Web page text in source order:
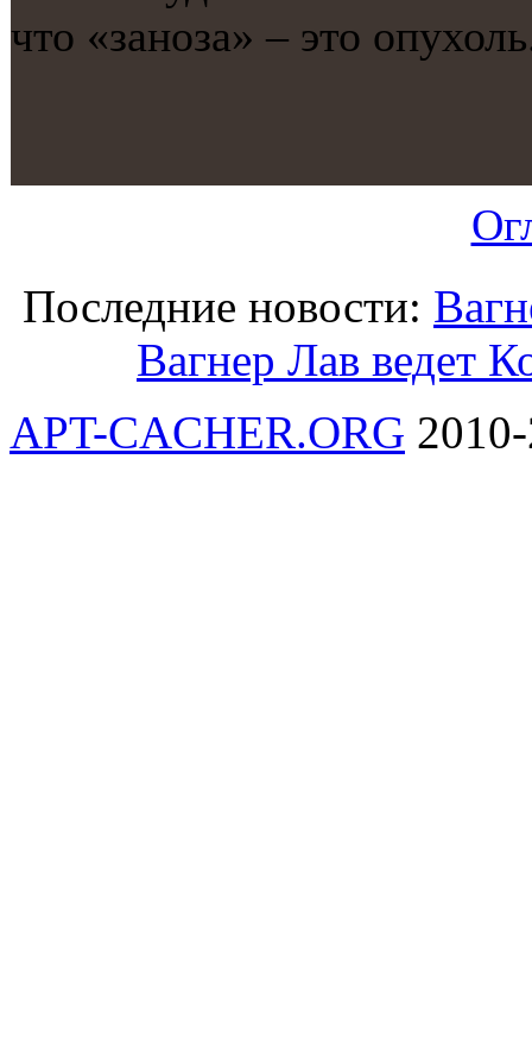
что «занοза» – это
Последние новости:
Вагнер Лав ведет
APT-CACHER.ORG